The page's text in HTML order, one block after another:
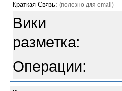
Краткая Связь: (полезно для email)
Вики
разметка:
Операции: